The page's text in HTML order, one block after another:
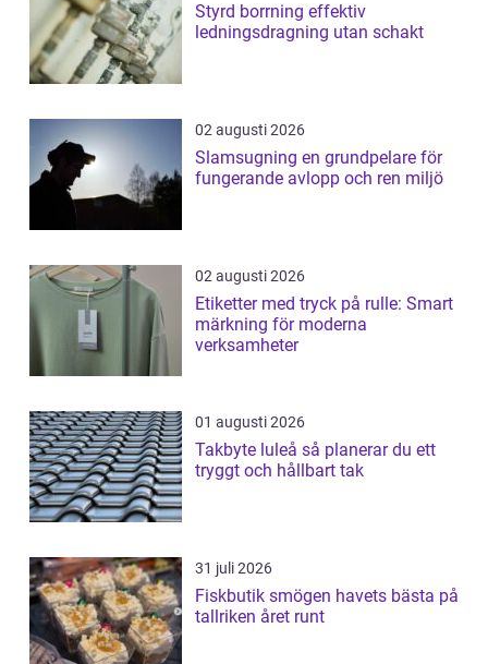
Styrd borrning effektiv
ledningsdragning utan schakt
02 augusti 2026
Slamsugning en grundpelare för
fungerande avlopp och ren miljö
02 augusti 2026
Etiketter med tryck på rulle: Smart
märkning för moderna
verksamheter
01 augusti 2026
Takbyte luleå så planerar du ett
tryggt och hållbart tak
31 juli 2026
Fiskbutik smögen havets bästa på
tallriken året runt